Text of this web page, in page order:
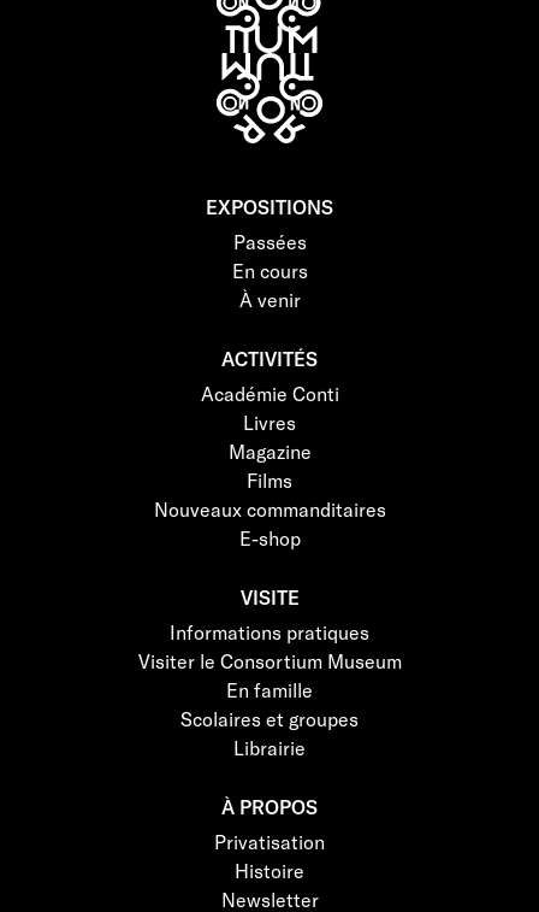
EXPOSITIONS
Passées
En cours
À venir
ACTIVITÉS
Académie Conti
Livres
Magazine
Films
Nouveaux commanditaires
E-shop
VISITE
Informations pratiques
Visiter le Consortium Museum
En famille
Scolaires et groupes
Librairie
À PROPOS
Privatisation
Histoire
Newsletter